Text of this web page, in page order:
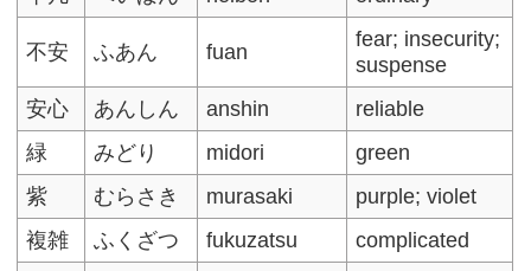
不安 ふあん fuan
fear; insecurity;
suspense
安心
あんしん anshin
reliable
緑
みどり midori
green
紫
むらさき murasaki
purple; violet
複雑
ふくざつ fukuzatsu
complicated